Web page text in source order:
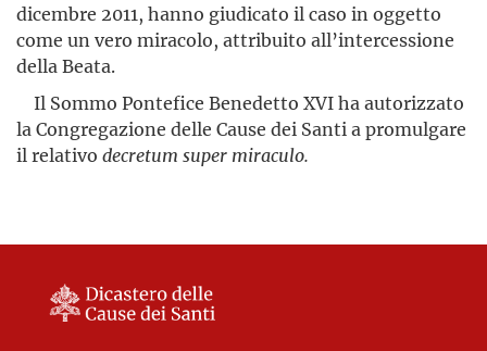
dicembre 2011, hanno giudicato il caso in oggetto
come un vero miracolo, attribuito all’intercessione
della Beata.
Il Sommo Pontefice Benedetto XVI ha autorizzato
la Congrega­zione delle Cause dei Santi a promulgare
il relativo decretum super miraculo.